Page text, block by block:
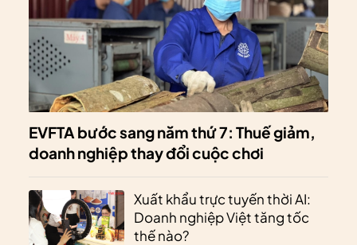
EVFTA bước sang năm thứ 7: Thuế giảm,
doanh nghiệp thay đổi cuộc chơi
Xuất khẩu trực tuyến thời AI:
Doanh nghiệp Việt tăng tốc
thế nào?